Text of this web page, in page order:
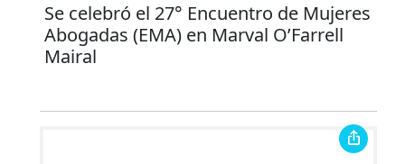
Se celebró el 27° Encuentro de Mujeres
Abogadas (EMA) en Marval O’Farrell
Mairal